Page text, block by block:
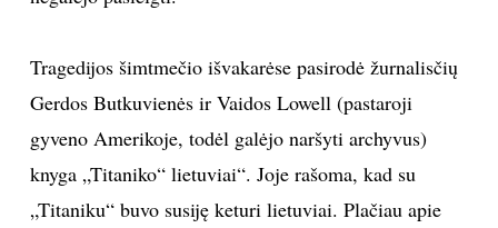
Tragedijos šimtmečio išvakarėse pasirodė žurnalisčių
Gerdos Butkuvienės ir Vaidos Lowell (pastaroji
gyveno Amerikoje, todėl galėjo naršyti archyvus)
knyga „Titaniko“ lietuviai“. Joje rašoma, kad su
„Titaniku“ buvo susiję keturi lietuviai. Plačiau apie